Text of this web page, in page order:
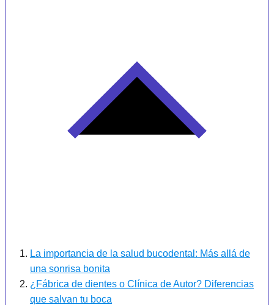
La importancia de la salud bucodental: Más allá de
una sonrisa bonita
¿Fábrica de dientes o Clínica de Autor? Diferencias
que salvan tu boca